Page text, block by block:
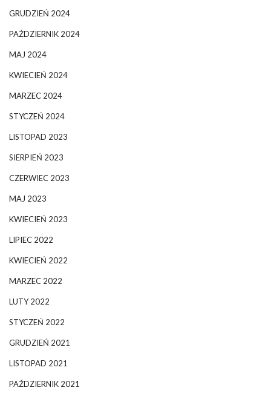
GRUDZIEŃ 2024
PAŹDZIERNIK 2024
MAJ 2024
KWIECIEŃ 2024
MARZEC 2024
STYCZEŃ 2024
LISTOPAD 2023
SIERPIEŃ 2023
CZERWIEC 2023
MAJ 2023
KWIECIEŃ 2023
LIPIEC 2022
KWIECIEŃ 2022
MARZEC 2022
LUTY 2022
STYCZEŃ 2022
GRUDZIEŃ 2021
LISTOPAD 2021
PAŹDZIERNIK 2021